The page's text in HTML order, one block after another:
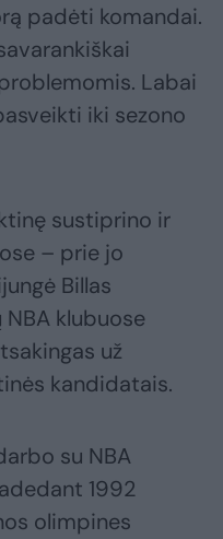
padėti komandai.
Labai
iki sezono
sustiprino ir
– prie jo
Billas
NBA klubuose
už
kandidatais.
su NBA
1992
olimpines